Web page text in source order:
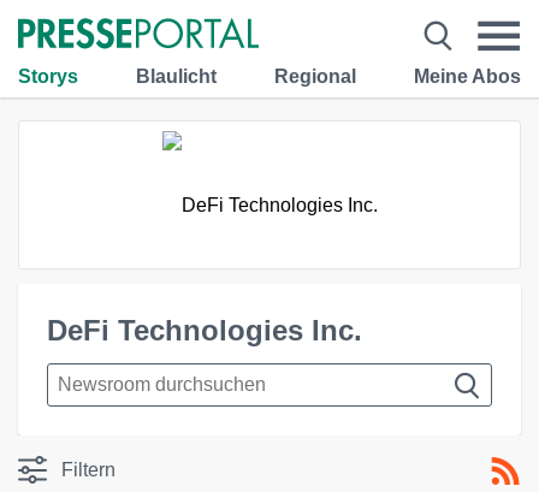
Storys Blaulicht Regional Meine Abos
DeFi Technologies Inc.
Filtern